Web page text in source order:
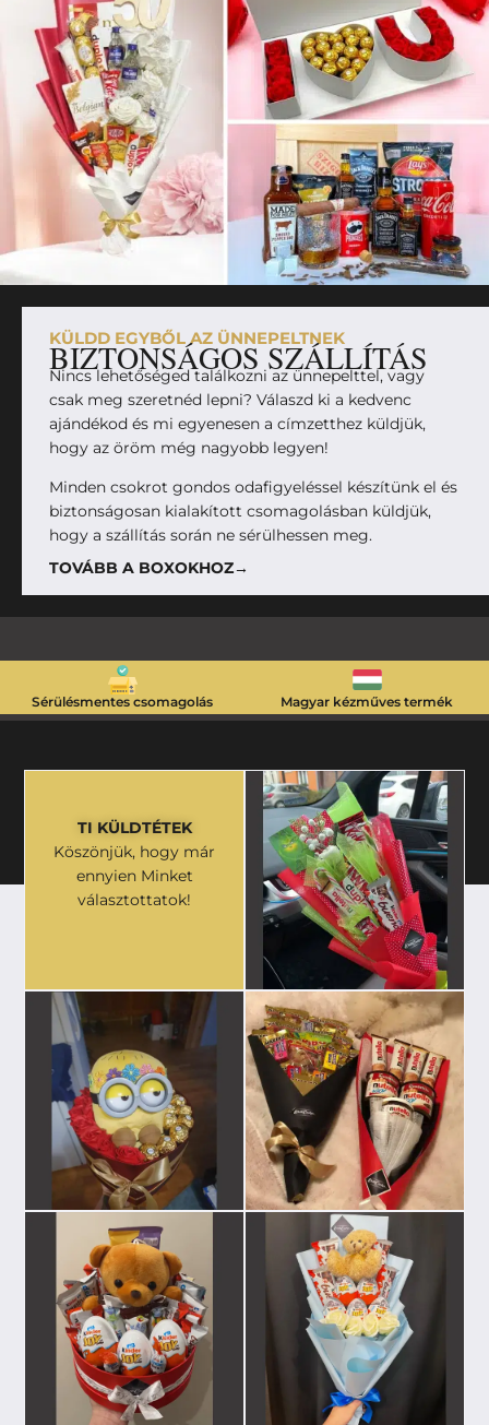
KÜLDD EGYBŐL AZ ÜNNEPELTNEK
BIZTONSÁGOS SZÁLLÍTÁS
Nincs lehetőséged találkozni az ünnepelttel, vagy
csak meg szeretnéd lepni? Válaszd ki a kedvenc
ajándékod és mi egyenesen a címzetthez küldjük,
hogy az öröm még nagyobb legyen!
Minden csokrot gondos odafigyeléssel készítünk el és
biztonságosan kialakított csomagolásban küldjük,
hogy a szállítás során ne sérülhessen meg.
TOVÁBB A BOXOKHOZ→
Sérülésmentes csomagolás Magyar kézműves termék
TI KÜLDTÉTEK
Köszönjük, hogy már
ennyien Minket
választottatok!